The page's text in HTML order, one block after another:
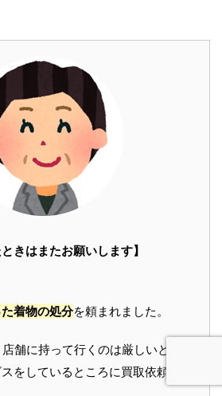
きはまたお願いします】
着物の処分を頼まれました。
舗に持って行くのは厳しいと考
をしているところに買取依頼をす